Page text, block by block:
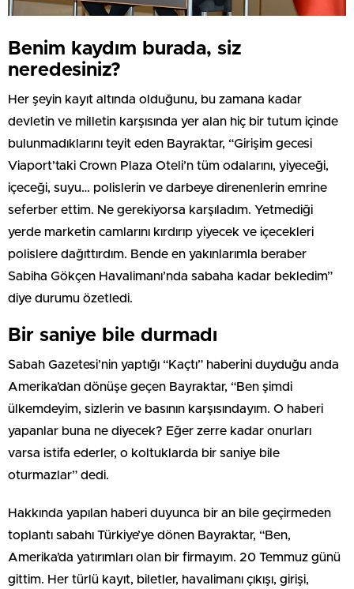
Benim kaydım burada, siz
neredesiniz?
Her şeyin kayıt altında olduğunu, bu zamana kadar
devletin ve milletin karşısında yer alan hiç bir tutum içinde
bulunmadıklarını teyit eden Bayraktar, “Girişim gecesi
Viaport’taki Crown Plaza Oteli’n tüm odalarını, yiyeceği,
içeceği, suyu… polislerin ve darbeye direnenlerin emrine
seferber ettim. Ne gerekiyorsa karşıladım. Yetmediği
yerde marketin camlarını kırdırıp yiyecek ve içecekleri
polislere dağıttırdım. Bende en yakınlarımla beraber
Sabiha Gökçen Havalimanı’nda sabaha kadar bekledim”
diye durumu özetledi.
Bir saniye bile durmadı
Sabah Gazetesi’nin yaptığı “Kaçtı” haberini duyduğu anda
Amerika’dan dönüşe geçen Bayraktar, “Ben şimdi
ülkemdeyim, sizlerin ve basının karşısındayım. O haberi
yapanlar buna ne diyecek? Eğer zerre kadar onurları
varsa istifa ederler, o koltuklarda bir saniye bile
oturmazlar” dedi.
Hakkında yapılan haberi duyunca bir an bile geçirmeden
toplantı sabahı Türkiye’ye dönen Bayraktar, “Ben,
Amerika’da yatırımları olan bir firmayım. 20 Temmuz günü
gittim. Her türlü kayıt, biletler, havalimanı çıkışı, girişi,